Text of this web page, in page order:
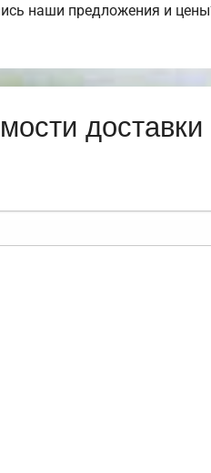
наши предложения и
доставки